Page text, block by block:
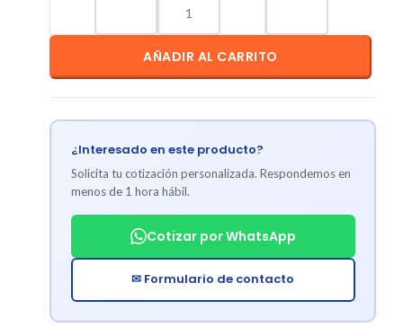
AÑADIR AL CARRITO
¿Interesado en este producto?
Solicita tu cotización personalizada. Respondemos en
menos de 1 hora hábil.
Cotizar por WhatsApp
✉ Formulario de contacto